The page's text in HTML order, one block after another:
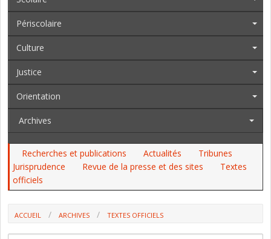
Périscolaire
Culture
Justice
Orientation
Archives
Recherches et publications Actualités
Tribunes
Jurisprudence
Revue de la presse et des sites
Textes
officiels
ACCUEIL ARCHIVES
TEXTES OFFICIELS